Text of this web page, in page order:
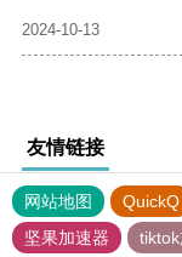
2024-10-13
友情链接
网站地图 QuickQ
坚果加速器